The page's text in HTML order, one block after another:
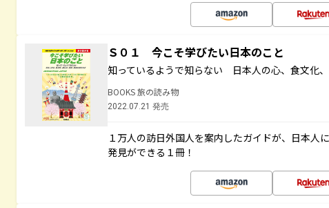
Ｓ０１ 今こそ学びたい日本のこと
知っているようで知らない 日本人の心、食文化
BOOKS 旅の読み物
2022.07.21 発売
１万人の訪日外国人を案内したガイドが、日本人
発見ができる１冊！